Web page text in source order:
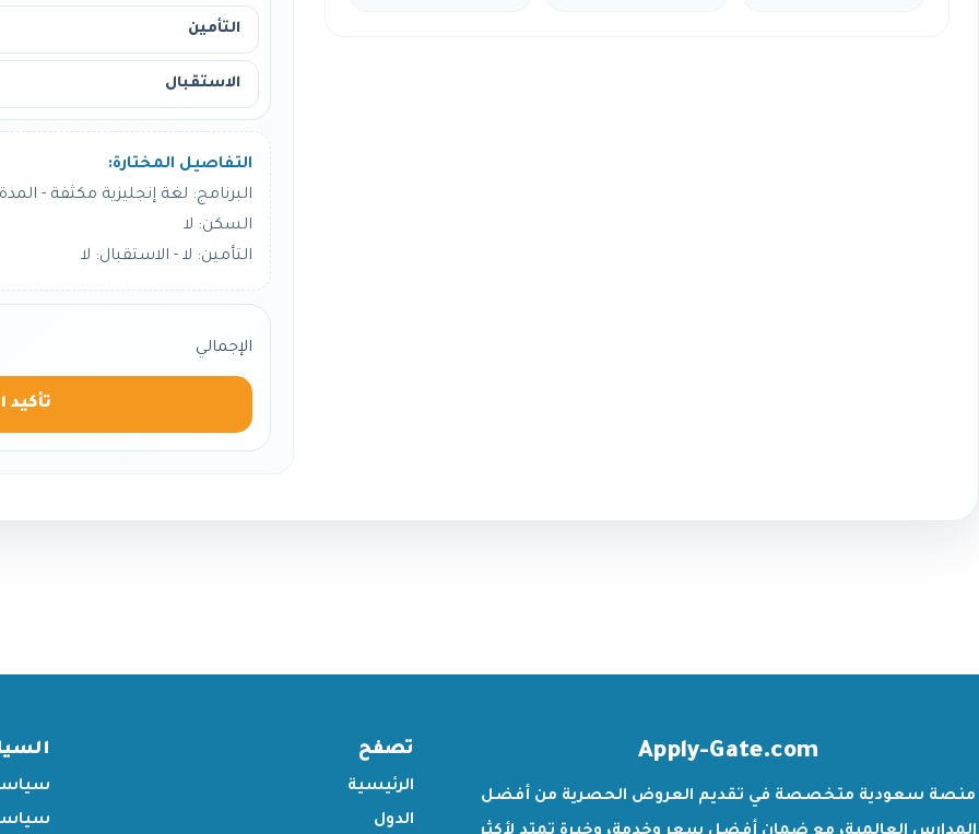
التأمين
الاستقبال
التفاصيل المختارة:
البرنامج: لغة إنجليزية مكثفة - المدة: 8
السكن: لا
التأمين: لا - الاستقبال: لا
الإجمالي
تأكيد
Apply-Gate.com
منصة سعودية متخصصة في تقديم العروض الحصرية من أفضل
تصفح
الرئيسية
الدول